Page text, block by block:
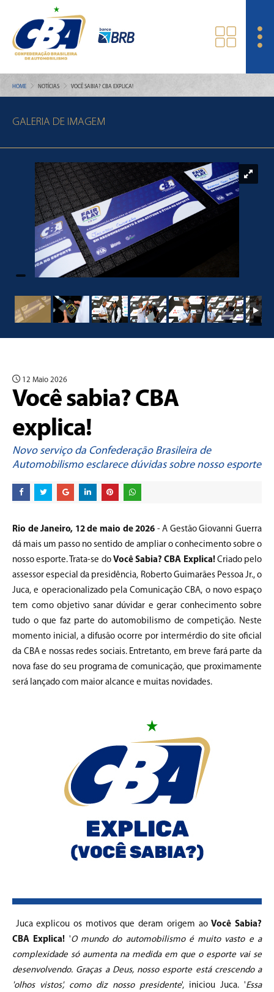
HOME NOTÍCIAS VOCÊ SABIA? CBA EXPLICA!
GALERIA DE IMAGEM
12 Maio 2026
Você sabia? CBA
explica!
Novo serviço da Confederação Brasileira de
Automobilismo esclarece dúvidas sobre nosso esporte
Rio de Janeiro, 12 de maio de 2026 - A Gestão Giovanni Guerra
dá mais um passo no sentido de ampliar o conhecimento sobre o
nosso esporte. Trata-se do Você Sabia? CBA Explica! Criado pelo
assessor especial da presidência, Roberto Guimarães Pessoa Jr., o
Juca, e operacionalizado pela Comunicação CBA, o novo espaço
tem como objetivo sanar dúvidar e gerar conhecimento sobre
tudo o que faz parte do automobilismo de competição. Neste
momento inicial, a difusão ocorre por intermérdio do site oficial
da CBA e nossas redes sociais. Entretanto, em breve fará parte da
nova fase do seu programa de comunicação, que proximamente
será lançado com maior alcance e muitas novidades.
Juca explicou os motivos que deram origem aoVocê Sabia?
CBA Explica! 'O mundo do automobilismo é muito vasto e a
complexidade só aumenta na medida em que o esporte vai se
desenvolvendo. Graças a Deus, nosso esporte está crescendo a
'olhos vistos', como diz nosso presidente', iniciou Juca. 'Essa